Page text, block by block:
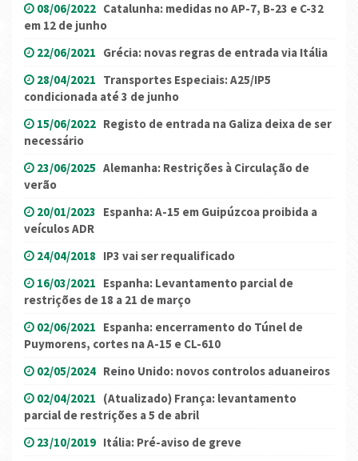
08/06/2022 Catalunha: medidas no AP-7, B-23 e C-32
em 12 de junho
22/06/2021 Grécia: novas regras de entrada via Itália
28/04/2021 Transportes Especiais: A25/IP5
condicionada até 3 de junho
15/06/2022 Registo de entrada na Galiza deixa de ser
necessário
23/06/2025 Alemanha: Restrições à Circulação de
verão
20/01/2023 Espanha: A-15 em Guipúzcoa proibida a
veículos ADR
24/04/2018 IP3 vai ser requalificado
16/03/2021 Espanha: Levantamento parcial de
restrições de 18 a 21 de março
02/06/2021 Espanha: encerramento do Túnel de
Puymorens, cortes na A-15 e CL-610
02/05/2024 Reino Unido: novos controlos aduaneiros
02/04/2021 (Atualizado) França: levantamento
parcial de restrições a 5 de abril
23/10/2019 Itália: Pré-aviso de greve